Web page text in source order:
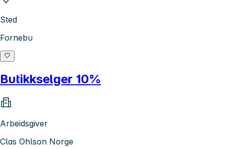
Sted
Fornebu
Butikkselger 10%
Arbeidsgiver
Clas Ohlson Norge